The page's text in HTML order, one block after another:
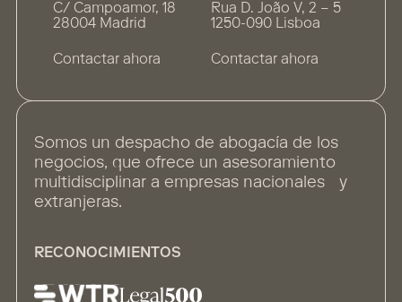
C/ Campoamor, 18
28004 Madrid
Contactar ahora
Rua D. João V, 2 – 5
1250-090 Lisboa
Contactar ahora
Somos un despacho de abogacía de los
negocios, que ofrece un asesoramiento
multidisciplinar a empresas nacionales y
extranjeras.
RECONOCIMIENTOS